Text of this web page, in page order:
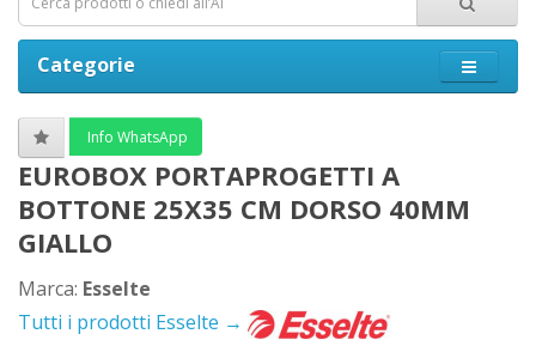
Categorie
Info WhatsApp
EUROBOX PORTAPROGETTI A
BOTTONE 25X35 CM DORSO 40MM
GIALLO
Marca: Esselte
Tutti i prodotti Esselte →